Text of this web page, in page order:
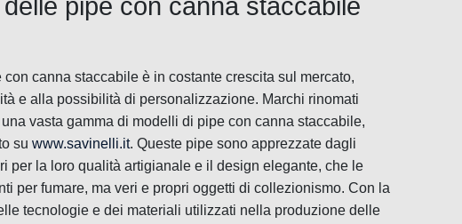
pipe con canna staccabile
con canna staccabile è in costante crescita sul mercato,
e alla possibilità di personalizzazione. Marchi rinomati
vasta gamma di modelli di pipe con canna staccabile,
su www.savinelli.it. Queste pipe sono apprezzate dagli
per la loro qualità artigianale e il design elegante, che le
per fumare, ma veri e propri oggetti di collezionismo. Con la
tecnologie e dei materiali utilizzati nella produzione delle